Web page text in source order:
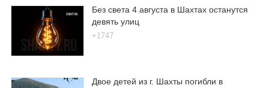
Без света 4 августа в Шахтах останутся
девять улиц
+1747
Двое детей из г. Шахты погибли в